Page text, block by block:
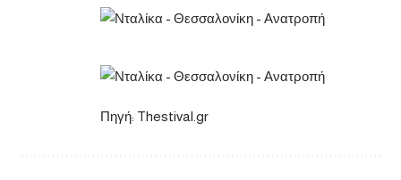
Πηγή: Thestival.gr